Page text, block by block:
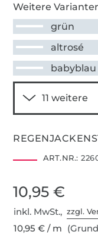
Weitere
grün
altrosé
babyblau
ART.NR.:
10,95 €
inkl. MwSt.,zzgl.
10,95 € / m